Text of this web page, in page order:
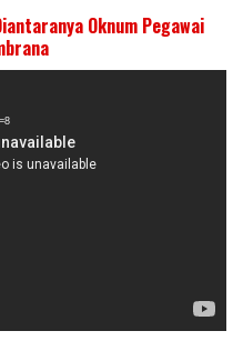
Oknum Pegawai